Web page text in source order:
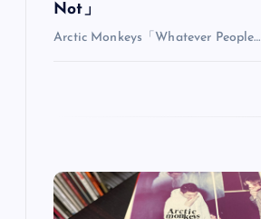
Not」
Arctic Monkeys「Whatever People…